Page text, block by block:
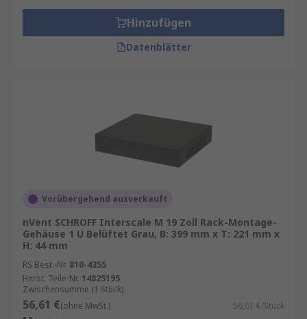
Hinzufügen
Datenblätter
Vorübergehend ausverkauft
nVent SCHROFF Interscale M 19 Zoll Rack-Montage-
Gehäuse 1 U Belüftet Grau, B: 399 mm x T: 221 mm x
H: 44 mm
RS Best.-Nr. 810-4355
Herst. Teile-Nr. 14825195
Zwischensumme (1 Stück)
56,61 €(ohne MwSt.) 56,61 €/Stück